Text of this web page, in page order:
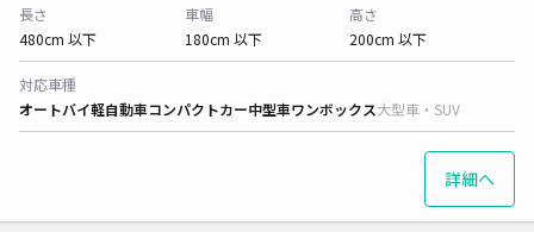
長さ
480cm 以下
車幅
180cm 以下
高さ
200cm 以下
対応車種
オートバイ軽自動車コンパクトカー中型車ワンボックス大型車・SUV
詳細へ